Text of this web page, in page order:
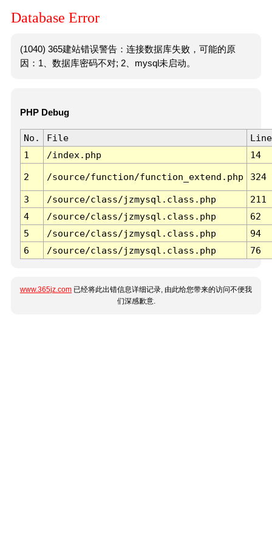
Database Error
(1040) 365建站错误警告：连接数据库失败，可能的原
因：1、数据库密码不对; 2、mysql未启动。
PHP Debug
No. File
Line
1
/index.php 14
2 /source/function/function_extend.php 324
3 /source/class/jzmysql.class.php
211
4
/source/class/jzmysql.class.php
62
5
/source/class/jzmysql.class.php
94
6
/source/class/jzmysql.class.php 76
www.365jz.com 已经将此出错信息详细记录, 由此给您带来的访问不便我
们深感歉意.